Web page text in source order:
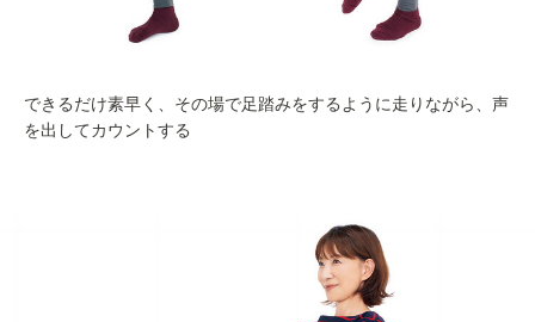
できるだけ素早く、その場で足踏みをするように走りながら、声
を出してカウントする